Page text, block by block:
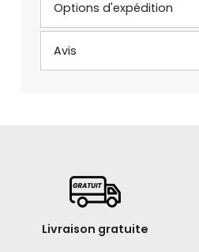
Options d'expédition
Avis
Livraison gratuite